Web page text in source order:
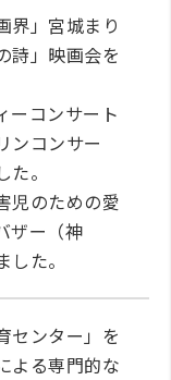
界」宮城まり
詩」映画会を
ーコンサート
ンコンサー
。
児のための愛
ザー（神
た。
センター」を
よる専門的な